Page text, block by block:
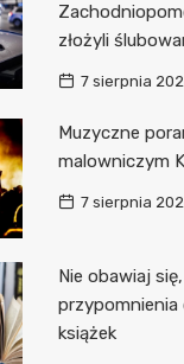
złożyli
7 sierpnia
Muzyczne
malowniczym
7 sierpnia
Nie obawiaj
przypomnienia
książek